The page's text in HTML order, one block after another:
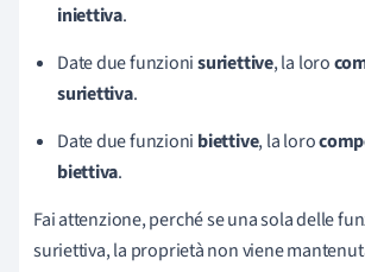
iniettiva.
Date due funzionisuriettive, la loro
suriettiva.
Date due funzioni biettive, la loro
biettiva.
Fai attenzione, perché se una sola delle
suriettiva, la proprietà non viene